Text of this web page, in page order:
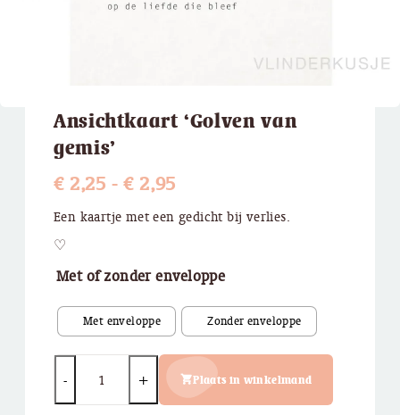
Ansichtkaart ‘Golven van
gemis’
€2,25 - €2,95Prijsklasse:
€ 2,25
€ 2,95
Een kaartje met een gedicht bij verlies.
♡
Met of zonder enveloppe
Plaats in winkelmand